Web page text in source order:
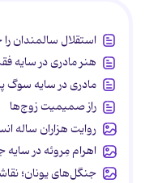
استقلال سالمندان
هنر مادری در سایه‌
مادری در سایه سوگ
راز صمیمیت زوج‌ها
روایت هزاران ساله
اهرام مِروئه در
جنگل‌های یونان؛